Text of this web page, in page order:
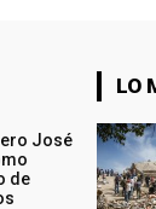
José
de
LO